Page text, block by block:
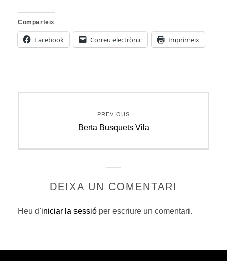
Comparteix
Facebook Correu electrònic Imprimeix
d'entrades
PREVIOUS
Previous
Berta Busquets Vila
DEIXA UN COMENTARI
Heu d'iniciar la sessió per escriure un comentari.